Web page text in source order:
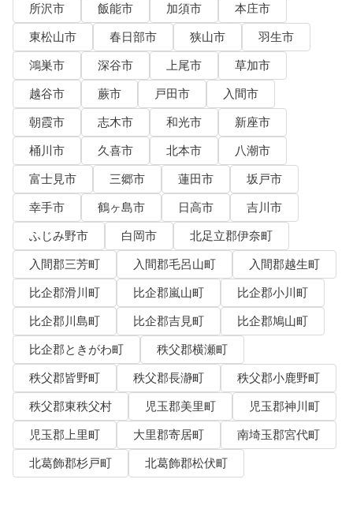
所沢市
飯能市 加須市
本庄市
東松山市
春日部市 狭山市
羽生市
鴻巣市
深谷市 上尾市
草加市
越谷市
蕨市 戸田市
入間市
朝霞市
志木市 和光市
新座市
桶川市
久喜市 北本市
八潮市
富士見市
三郷市 蓮田市
坂戸市
幸手市
鶴ヶ島市 日高市
吉川市
ふじみ野市
白岡市
北足立郡伊奈町
入間郡三芳町
入間郡毛呂山町
入間郡越生町
比企郡滑川町
比企郡嵐山町
比企郡小川町
比企郡川島町
比企郡吉見町
比企郡鳩山町
比企郡ときがわ町
秩父郡横瀬町
秩父郡皆野町
秩父郡長瀞町
秩父郡小鹿野町
秩父郡東秩父村
児玉郡美里町
児玉郡神川町
児玉郡上里町
大里郡寄居町
南埼玉郡宮代町
北葛飾郡杉戸町
北葛飾郡松伏町